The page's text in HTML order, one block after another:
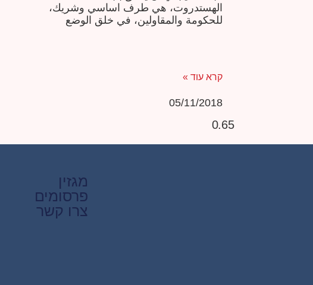
الهستدروت، هي طرف اساسي وشريك،
للحكومة والمقاولين، في خلق الوضع
קרא עוד »
05/11/2018
מגזין
פרסומים
צרו קשר